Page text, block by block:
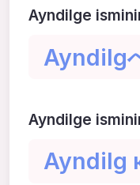
Ayndilge
Ayndilg
Ayndilge
Ayndilg